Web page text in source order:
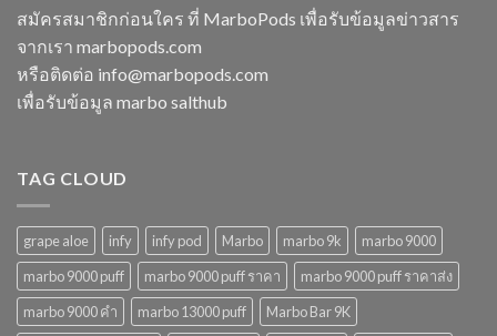
เลือก
ที่
ตอบ
โจทย์
ในปี
2568
แล้ว
ทิ้ง
บุหรี่
ยอด
นิยม
สมัครสมาชิกก่อนใคร ที่ MarboPods เพื่อรับข้อมูลข่าวสาร
จากเรา marbopods.com
หรือติดต่อ info@marbopods.com
เพื่อรับข้อมูล marbo salthub
TAG CLOUD
grape aloe infy infy pod Marbo marbo 9k
marbo 9000
marbo 9000 puff
marbo 9000 puff ราคา
marbo 9000 puff ราคาส่ง
marbo 9000 คํา
marbo 13000 puff
Marbo Bar 9K